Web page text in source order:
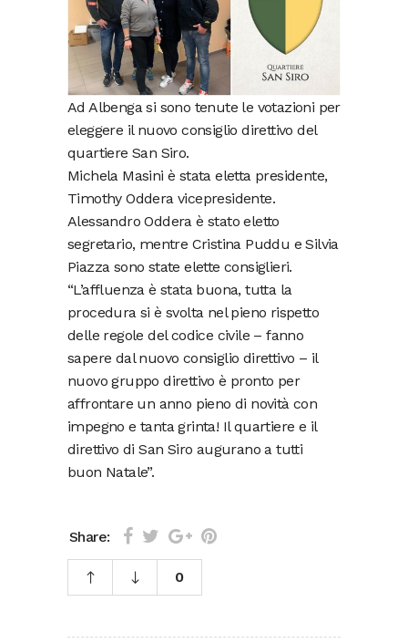
Ad Albenga si sono tenute le votazioni per
eleggere il nuovo consiglio direttivo del
quartiere San Siro.
Michela Masini è stata eletta presidente,
Timothy Oddera vicepresidente.
Alessandro Oddera è stato eletto
segretario, mentre Cristina Puddu e Silvia
Piazza sono state elette consiglieri.
“L’affluenza è stata buona, tutta la
procedura si è svolta nel pieno rispetto
delle regole del codice civile – fanno
sapere dal nuovo consiglio direttivo – il
nuovo gruppo direttivo è pronto per
affrontare un anno pieno di novità con
impegno e tanta grinta! Il quartiere e il
direttivo di San Siro augurano a tutti
buon Natale”.
Share:
0